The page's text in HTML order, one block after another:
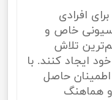
افرادی
خاص و
تلاش
ایجاد کنند. با
حاصل
هماهنگ